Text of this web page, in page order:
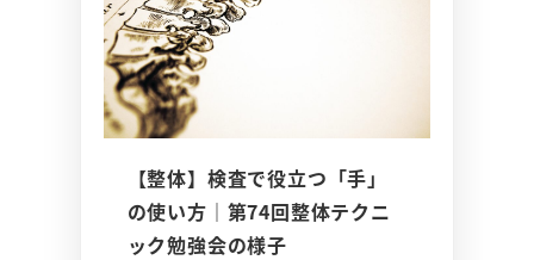
【整体】検査で役立つ「手」
の使い方｜第74回整体テクニ
ック勉強会の様子